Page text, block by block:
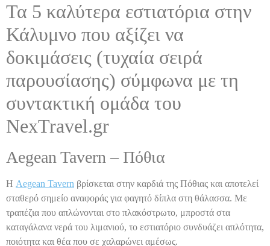
Τα 5 καλύτερα εστιατόρια στην
Κάλυμνο που αξίζει να
δοκιμάσεις (τυχαία σειρά
παρουσίασης) σύμφωνα με τη
συντακτική ομάδα του
NexTravel.gr
Aegean Tavern – Πόθια
Η Aegean Tavern βρίσκεται στην καρδιά της Πόθιας και αποτελεί
σταθερό σημείο αναφοράς για φαγητό δίπλα στη θάλασσα. Με
τραπέζια που απλώνονται στο πλακόστρωτο, μπροστά στα
καταγάλανα νερά του λιμανιού, το εστιατόριο συνδυάζει απλότητα,
ποιότητα και θέα που σε χαλαρώνει αμέσως.